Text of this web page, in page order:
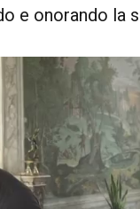
e onorando la